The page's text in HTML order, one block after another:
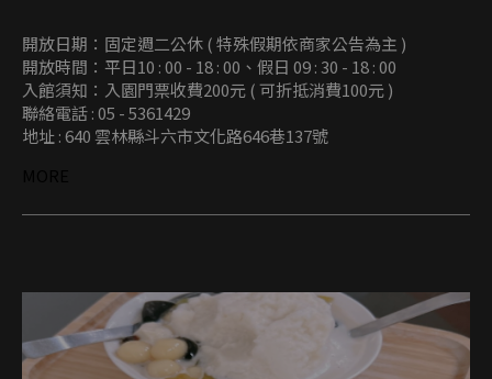
開放日期：固定週二公休 ( 特殊假期依商家公告為主 )
開放時間：平日10 : 00 - 18 : 00、假日 09 : 30 - 18 : 00
入館須知：入園門票收費200元 ( 可折抵消費100元 )
聯絡電話 : 05 - 5361429
地址 : 640 雲林縣斗六市文化路646巷137號